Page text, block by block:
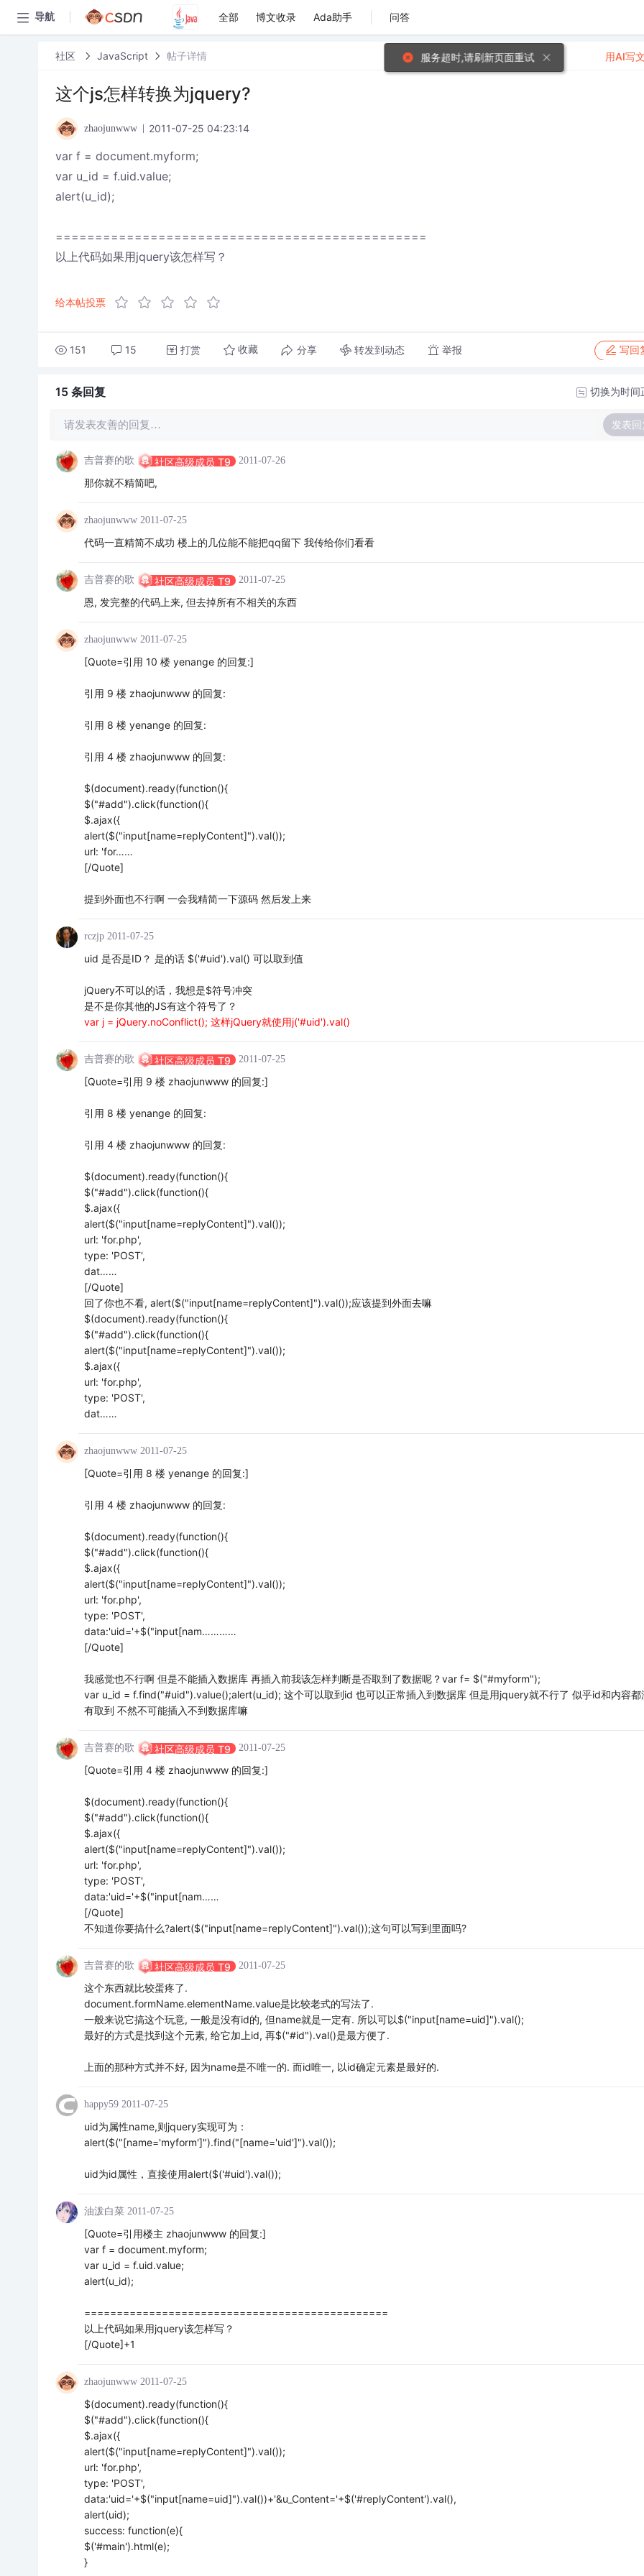
导航 全部 博文收录 Ada助手 问答
社区 JavaScript 帖子详情
这个js怎样转换为jquery?
zhaojunwww 2011-07-25 04:23:14
var f = document.myform;
var u_id = f.uid.value;
alert(u_id);
===============================================
以上代码如果用jquery该怎样写？
给本帖投票
151 15 打赏 收藏 分享 转发到动态 举报 写回
用AI写
15 条回复 切换为时间
请发表友善的回复… 发表回
吉普赛的歌 社区高级成员 T9 2011-07-26
那你就不精简吧,
zhaojunwww 2011-07-25
代码一直精简不成功 楼上的几位能不能把qq留下 我传给你们看看
吉普赛的歌 社区高级成员 T9 2011-07-25
恩, 发完整的代码上来, 但去掉所有不相关的东西
zhaojunwww 2011-07-25
[Quote=引用 10 楼 yenange 的回复:]
引用 9 楼 zhaojunwww 的回复:
引用 8 楼 yenange 的回复:
引用 4 楼 zhaojunwww 的回复:
$(document).ready(function(){
$("#add").click(function(){
$.ajax({
alert($("input[name=replyContent]").val());
url: 'for……
[/Quote]
提到外面也不行啊 一会我精简一下源码 然后发上来
rczjp 2011-07-25
uid 是否是ID？ 是的话 $('#uid').val() 可以取到值
jQuery不可以的话，我想是$符号冲突
是不是你其他的JS有这个符号了？
var j = jQuery.noConflict(); 这样jQuery就使用j('#uid').val()
吉普赛的歌 社区高级成员 T9 2011-07-25
[Quote=引用 9 楼 zhaojunwww 的回复:]
引用 8 楼 yenange 的回复:
引用 4 楼 zhaojunwww 的回复:
$(document).ready(function(){
$("#add").click(function(){
$.ajax({
alert($("input[name=replyContent]").val());
url: 'for.php',
type: 'POST',
dat……
[/Quote]
回了你也不看, alert($("input[name=replyContent]").val());应该提到外面去嘛
$(document).ready(function(){
$("#add").click(function(){
alert($("input[name=replyContent]").val());
$.ajax({
url: 'for.php',
type: 'POST',
dat……
zhaojunwww 2011-07-25
[Quote=引用 8 楼 yenange 的回复:]
引用 4 楼 zhaojunwww 的回复:
$(document).ready(function(){
$("#add").click(function(){
$.ajax({
alert($("input[name=replyContent]").val());
url: 'for.php',
type: 'POST',
data:'uid='+$("input[nam…………
[/Quote]
我感觉也不行啊 但是不能插入数据库 再插入前我该怎样判断是否取到了数据呢？var f= $("#myform");
var u_id = f.find("#uid").value();alert(u_id); 这个可以取到id 也可以正常插入到数据库 但是用jquery就不行了 似乎id和内容都
有取到 不然不可能插入不到数据库嘛
吉普赛的歌 社区高级成员 T9 2011-07-25
[Quote=引用 4 楼 zhaojunwww 的回复:]
$(document).ready(function(){
$("#add").click(function(){
$.ajax({
alert($("input[name=replyContent]").val());
url: 'for.php',
type: 'POST',
data:'uid='+$("input[nam……
[/Quote]
不知道你要搞什么?alert($("input[name=replyContent]").val());这句可以写到里面吗?
吉普赛的歌 社区高级成员 T9 2011-07-25
这个东西就比较蛋疼了.
document.formName.elementName.value是比较老式的写法了.
一般来说它搞这个玩意, 一般是没有id的, 但name就是一定有. 所以可以$("input[name=uid]").val();
最好的方式是找到这个元素, 给它加上id, 再$("#id").val()是最方便了.
上面的那种方式并不好, 因为name是不唯一的. 而id唯一, 以id确定元素是最好的.
happy59 2011-07-25
uid为属性name,则jquery实现可为：
alert($("[name='myform']").find("[name='uid']").val());
uid为id属性，直接使用alert($('#uid').val());
油泼白菜 2011-07-25
[Quote=引用楼主 zhaojunwww 的回复:]
var f = document.myform;
var u_id = f.uid.value;
alert(u_id);
===============================================
以上代码如果用jquery该怎样写？
[/Quote]+1
zhaojunwww 2011-07-25
$(document).ready(function(){
$("#add").click(function(){
$.ajax({
alert($("input[name=replyContent]").val());
url: 'for.php',
type: 'POST',
data:'uid='+$("input[name=uid]").val())+'&u_Content='+$('#replyContent').val(),
alert(uid);
success: function(e){
$('#main').html(e);
}
服务超时,请刷新页面重试